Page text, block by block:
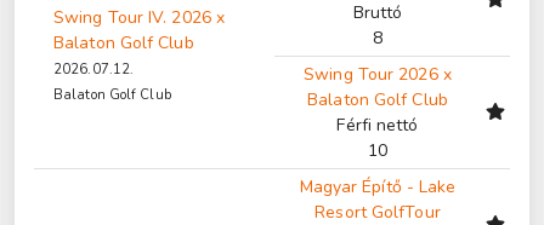
Swing Tour IV. 2026 x
Balaton Golf Club
2026.07.12.
Balaton Golf Club
Bruttó
8
Swing Tour 2026 x
Balaton Golf Club
Férfi nettó
10
Magyar Építő - Lake
Resort GolfTour